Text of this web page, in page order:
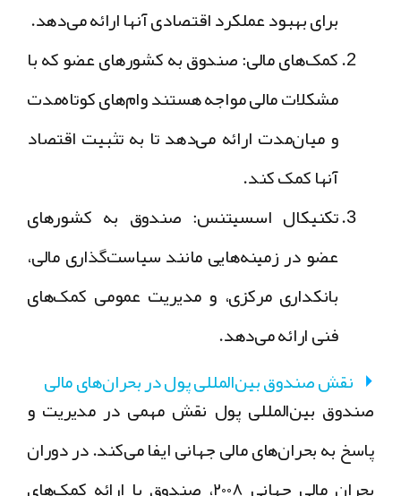
برای بهبود عملکرد اقتصادی آنها ارائه می‌دهد.
کمک‌های مالی:صندوق به کشورهای عضو که با
مشکلات مالی مواجه هستند وام‌های کوتاه‌مدت
و میان‌مدت ارائه می‌دهد تا به تثبیت اقتصاد
آنها کمک کند.
تکنیکال اسسیتنس:صندوق به کشورهای
عضو در زمینه‌هایی مانند سیاست‌گذاری مالی،
بانکداری مرکزی، و مدیریت عمومی کمک‌های
فنی ارائه می‌دهد.
نقش صندوق بین‌المللی پول در بحران‌های مالی
صندوق بین‌المللی پول نقش مهمی در مدیریت و
پاسخ به بحران‌های مالی جهانی ایفا می‌کند. در دوران
بحران مالی جهانی ۲۰۰۸، صندوق با ارائه کمک‌های